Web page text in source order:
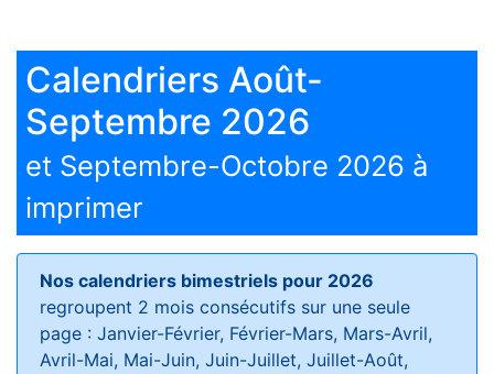
Calendriers Août-
Septembre 2026
et Septembre-Octobre 2026 à
imprimer
Nos calendriers bimestriels pour 2026
regroupent 2 mois consécutifs sur une seule
page : Janvier-Février, Février-Mars, Mars-Avril,
Avril-Mai, Mai-Juin, Juin-Juillet, Juillet-Août,